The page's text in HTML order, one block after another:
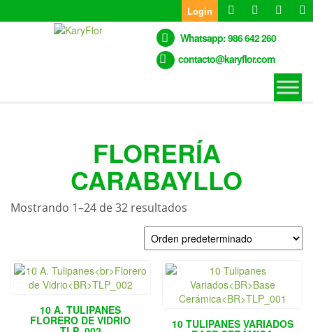
to
Login
Whatsapp: 986 642 260
contacto@karyflor.com
FLORERÍA
CARABAYLLO
Mostrando 1–24 de 32 resultados
10 A. TULIPANES
FLORERO DE VIDRIO 10 TULIPANES VARIADOS